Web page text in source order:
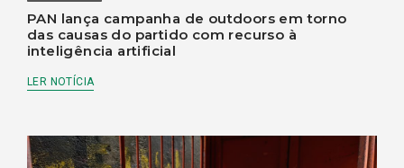
PAN lança campanha de outdoors em torno
das causas do partido com recurso à
inteligência artificial
LER NOTÍCIA